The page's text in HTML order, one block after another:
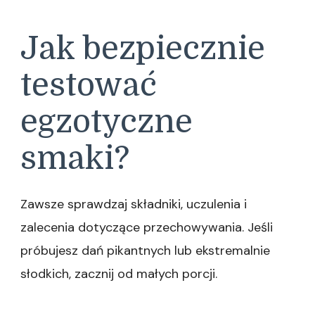
Jak bezpiecznie
testować
egzotyczne
smaki?
Zawsze sprawdzaj składniki, uczulenia i
zalecenia dotyczące przechowywania. Jeśli
próbujesz dań pikantnych lub ekstremalnie
słodkich, zacznij od małych porcji.